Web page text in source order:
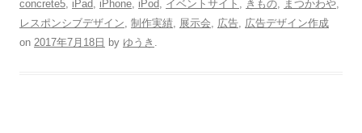
concrete5, iPad, iPhone, iPod, イベントサイト , きもの, まつかわや,
レスポンシブデザイン, 制作実績, 展示会, 広告, 広告デザイン作成
on 2017年7月18日 by ゆうき .